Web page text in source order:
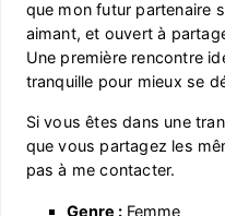
que mon futur partenaire
aimant, et ouvert à
Une première rencontre
tranquille pour mieux se
Si vous êtes dans une
que vous partagez les
pas à me contacter.
Genre :Femme